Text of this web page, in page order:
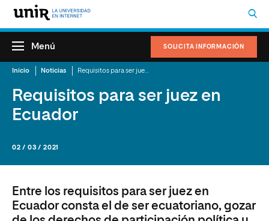
SOLICITA INFORMACIÓN
Menú
Inicio Noticias
Requisitos para ser juez en
Ecuador
02 / 03 / 2021
Entre los requisitos para ser juez en
Ecuador consta el de ser ecuatoriano, gozar